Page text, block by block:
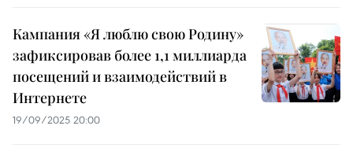
Кампания «Я люблю свою Родину»
зафиксировав более 1,1 миллиарда
посещений и взаимодействий в
Интернете
19/09/2025 20:00